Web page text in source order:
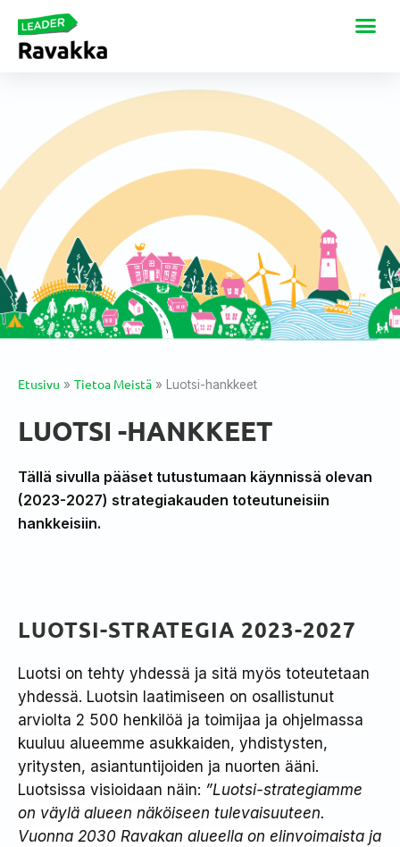
Etusivu » Tietoa Meistä » Luotsi-hankkeet
LUOTSI -HANKKEET
Tällä sivulla pääset tutustumaan käynnissä olevan
(2023-2027) strategiakauden toteutuneisiin
hankkeisiin.
LUOTSI-STRATEGIA 2023-2027
Luotsi on tehty yhdessä ja sitä myös toteutetaan
yhdessä. Luotsin laatimiseen on osallistunut
arviolta 2 500 henkilöä ja toimijaa ja ohjelmassa
kuuluu alueemme asukkaiden, yhdistysten,
yritysten, asiantuntijoiden ja nuorten ääni.
Luotsissa visioidaan näin: ”Luotsi-strategiamme
on väylä alueen näköiseen tulevaisuuteen.
Vuonna 2030 Ravakan alueella on elinvoimaista ja